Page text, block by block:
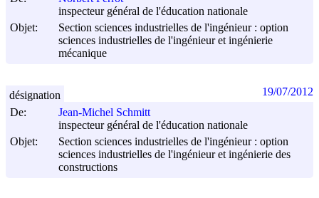
inspecteur général de l'éducation nationale
Objet:
Section sciences industrielles de l'ingénieur : option
sciences industrielles de l'ingénieur et ingénierie
mécanique
De:
Jean-Michel Schmitt
inspecteur général de l'éducation nationale
Objet:
Section sciences industrielles de l'ingénieur : option
sciences industrielles de l'ingénieur et ingénierie des
constructions
désignation 19/07/2012